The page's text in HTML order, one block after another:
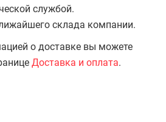
службой.
склада компании.
о доставке вы можете
Доставка и оплата.